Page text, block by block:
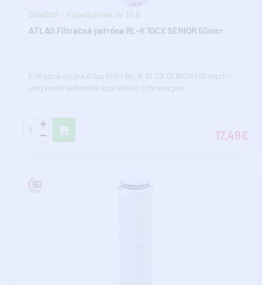
Skladom - expedujeme do 10.8.
ATLAS Filtračná patróna RL-K 10CX SENIOR 50mcr
Filtračná vložka Atlas Filtri RL-K 10 CX SENIOR (50 mcr) –
umývateľnáHľadáte spoľahlivú ochranu pre ..
17,49€